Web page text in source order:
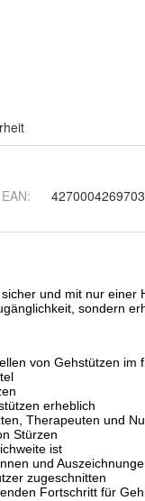
4270004269703